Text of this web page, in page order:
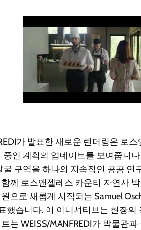
가 발표한 새로운 렌더링은 로스
중인 계획의 업데이트를 보여줍니
굴 구역을 하나의 지속적인 공공 연
께 로스앤젤레스 카운티 자연사
으로 새롭게 시작되는 Samuel
했습니다. 이 이니셔티브는 현장
는 WEISS/MANFREDI가 박물관